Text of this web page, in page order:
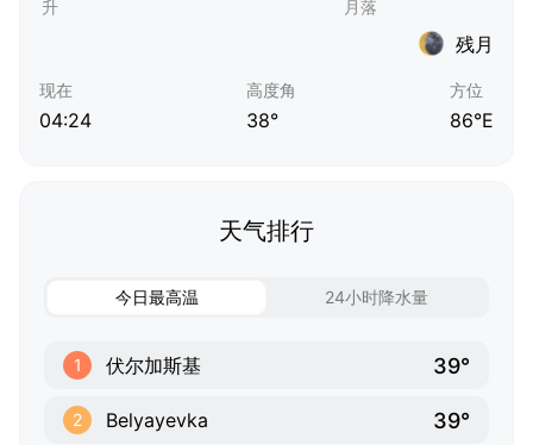
残月
现在
04:24
高度角
38°
方位
86°E
天气排行
今日最高温 24小时降水量
1 伏尔加斯基 39°
2 Belyayevka 39°